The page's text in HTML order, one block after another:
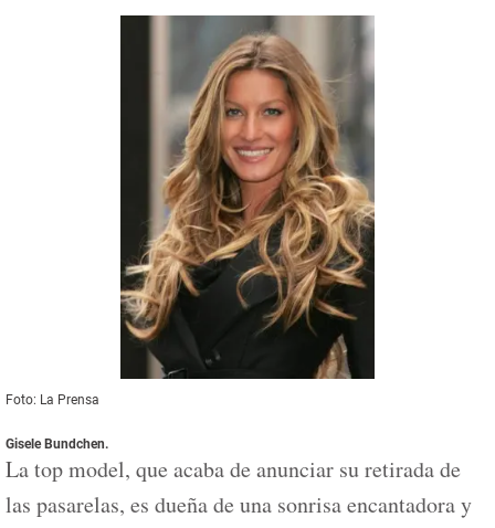
Foto: La Prensa
Gisele Bundchen.
La top model, que acaba de anunciar su retirada de
las pasarelas, es dueña de una sonrisa encantadora y